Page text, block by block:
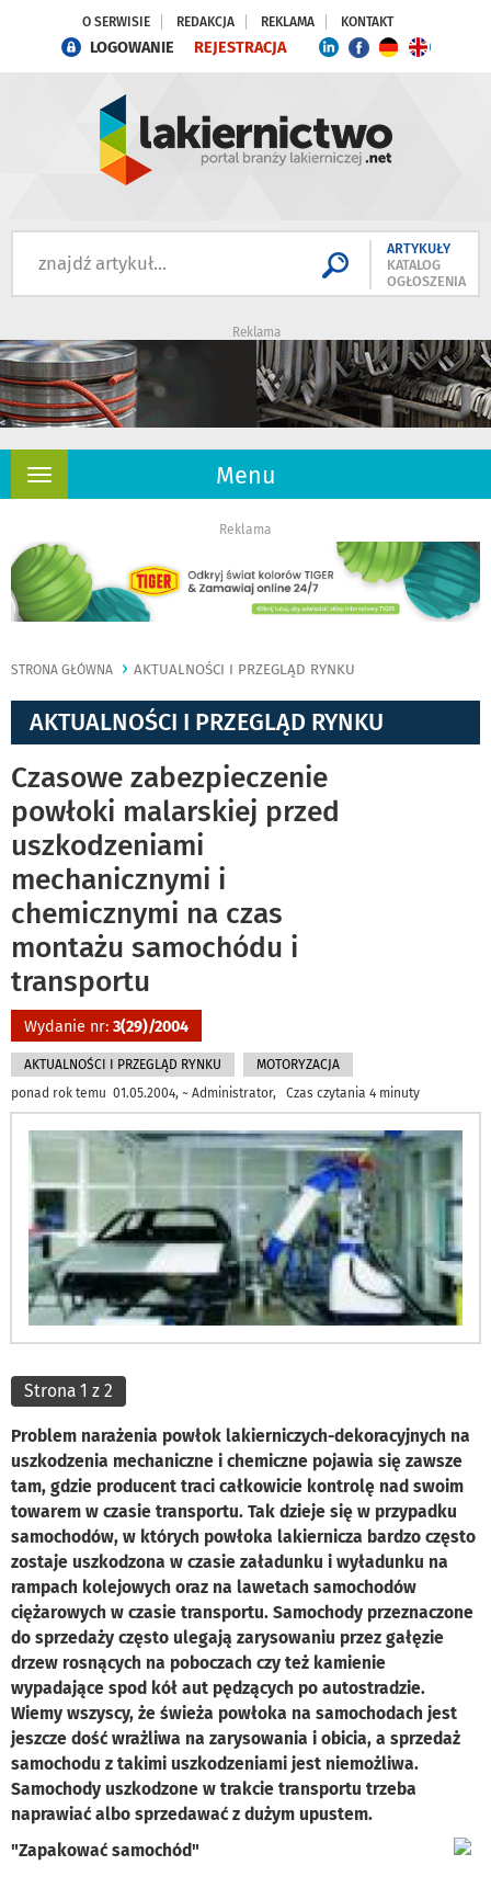
O SERWISIE REDAKCJA REKLAMA KONTAKT
LOGOWANIE REJESTRACJA
ARTYKUŁY
KATALOG
OGŁOSZENIA
Reklama
Menu
Rozwiń
Reklama
STRONA GŁÓWNA AKTUALNOŚCI I PRZEGLĄD RYNKU
AKTUALNOŚCI I PRZEGLĄD RYNKU
Czasowe zabezpieczenie
powłoki malarskiej przed
uszkodzeniami
mechanicznymi i
chemicznymi na czas
montażu samochódu i
transportu
Wydanie nr: 3(29)/2004
AKTUALNOŚCI I PRZEGLĄD RYNKU
MOTORYZACJA
ponad rok temu 01.05.2004, ~ Administrator, Czas czytania 4 minuty
Strona 1 z 2
Problem narażenia powłok lakierniczych-dekoracyjnych na
uszkodzenia mechaniczne i chemiczne pojawia się zawsze
tam, gdzie producent traci całkowicie kontrolę nad swoim
towarem w czasie transportu. Tak dzieje się w przypadku
samochodów, w których powłoka lakiernicza bardzo często
zostaje uszkodzona w czasie załadunku i wyładunku na
rampach kolejowych oraz na lawetach samochodów
ciężarowych w czasie transportu. Samochody przeznaczone
do sprzedaży często ulegają zarysowaniu przez gałęzie
drzew rosnących na poboczach czy też kamienie
wypadające spod kół aut pędzących po autostradzie.
Wiemy wszyscy, że świeża powłoka na samochodach jest
jeszcze dość wrażliwa na zarysowania i obicia, a sprzedaż
samochodu z takimi uszkodzeniami jest niemożliwa.
Samochody uszkodzone w trakcie transportu trzeba
naprawiać albo sprzedawać z dużym upustem.
"Zapakować samochód"